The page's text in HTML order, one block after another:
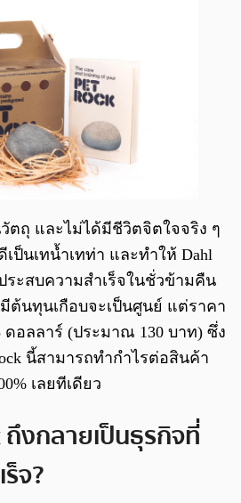
วัตถุ และไม่ได้มีชีวิตจิตใจจริง ๆ
เป็นเทน้ำเทท่า และทำให้ Dahl
ระสบความสำเร็จในชั่วข้ามคืน
ต้นทุนเกือบจะเป็นศูนย์ แต่ราคา
อลลาร์ (ประมาณ 130 บาท) ซึ่ง
นี้สามารถทำกำไรต่อสินค้า
เลยทีเดียว
ถึงกลายเป็นธุรกิจที่
จ?